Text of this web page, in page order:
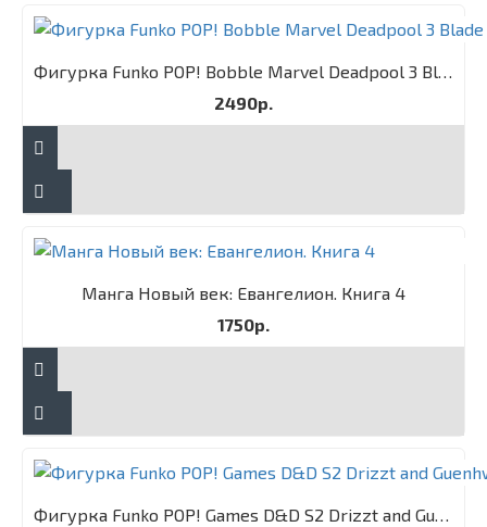
Фигурка Funko POP! Bobble Marvel Deadpool 3 Blade
2490р.
Манга Новый век: Евангелион. Книга 4
1750р.
Фигурка Funko POP! Games D&D S2 Drizzt and Guenhwyvar 2PK